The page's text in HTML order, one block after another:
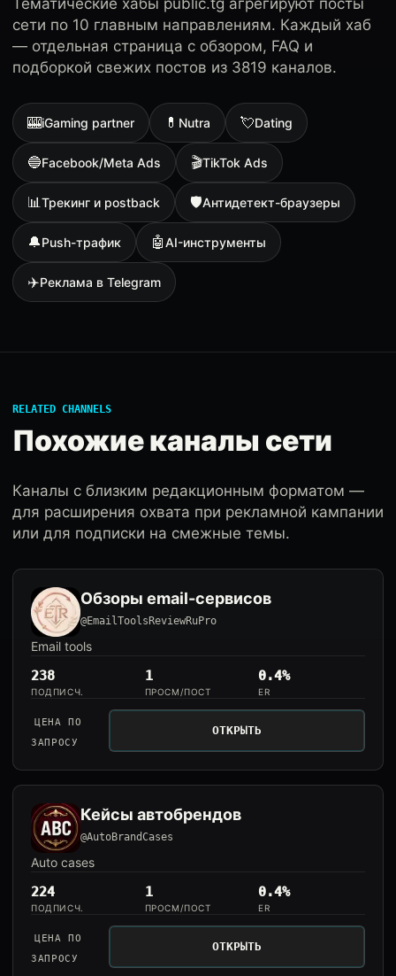
Тематические хабы public.tg агрегируют посты
сети по 10 главным направлениям. Каждый хаб
— отдельная страница с обзором, FAQ и
подборкой свежих постов из 3819 каналов.
🎰iGaming partner 💊 Nutra 💘Dating
🔵Facebook/Meta Ads 🎬TikTok Ads
📊Трекинг и postback 🛡Антидетект-браузеры
🔔Push-трафик 🤖AI-инструменты
✈️Реклама в Telegram
RELATED CHANNELS
Похожие каналы сети
Каналы с близким редакционным форматом —
для расширения охвата при рекламной кампании
или для подписки на смежные темы.
Обзоры email-сервисов
@EmailToolsReviewRuPro
Email tools
238
ПОДПИСЧ.
1
ПРОСМ/ПОСТ
0.4%
ER
ЦЕНА ПО
ЗАПРОСУ
ОТКРЫТЬ
Кейсы автобрендов
@AutoBrandCases
Auto cases
224
ПОДПИСЧ.
1
ПРОСМ/ПОСТ
0.4%
ER
ЦЕНА ПО
ЗАПРОСУ
ОТКРЫТЬ